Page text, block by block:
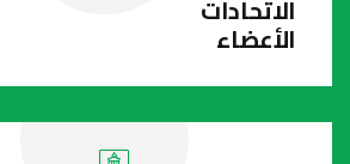
الاتحادات
الأعضاء